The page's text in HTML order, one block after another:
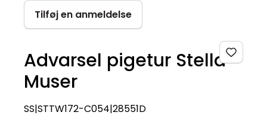
Tilføj en anmeldelse
Advarsel pigetur Stella
Muser
SS|STTW172-C054|28551D